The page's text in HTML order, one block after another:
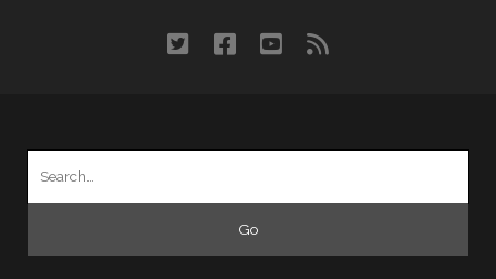
twitterfacebook
youtube
rss